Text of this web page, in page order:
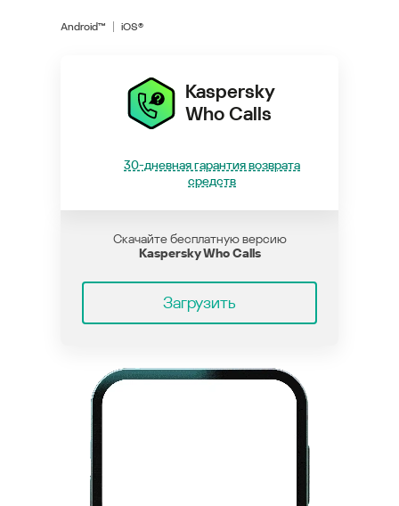
Android™ iOS®
Kaspersky
Who Calls
30-дневная гарантия возврата
средств
Скачайте бесплатную версию
Kaspersky Who Calls
Загрузить